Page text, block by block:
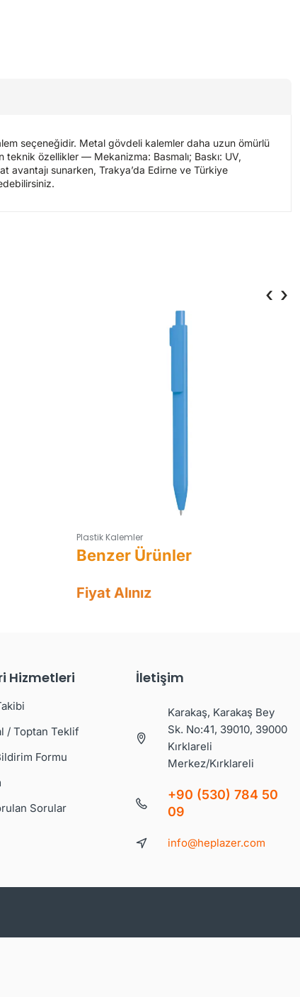
seçeneğidir. Metal gövdeli kalemler daha uzun ömürlü
teknik özellikler — Mekanizma: Basmalı; Baskı: UV,
avantajı sunarken, Trakya’da Edirne ve Türkiye
Plastik Kalemler
Fiyat Alınız
‹ ›
Hizmetleri
/ Toptan Teklif
Formu
Sorular
İletişim
Karakaş, Karakaş Bey
Sk. No:41, 39010, 39000
Kırklareli
Merkez/Kırklareli
+90 (530) 784 50
09
info@heplazer.com